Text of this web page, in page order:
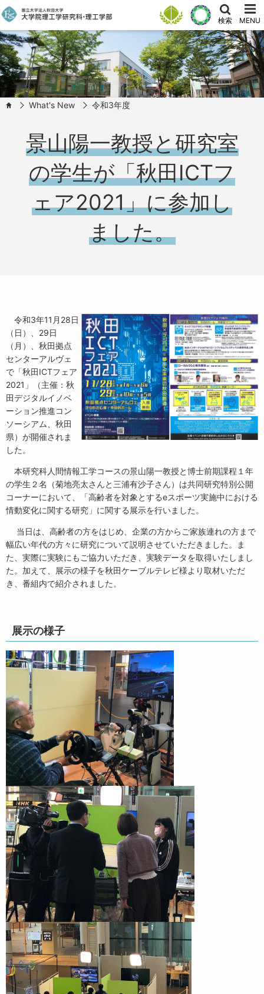
検索 MENU
HOMEWhat's New 令和3年度
景山陽一教授と研究室
の学生が「秋田ICTフ
ェア2021」に参加し
ました。
令和3年11月28日
（日）、29日
（月）、秋田拠点
センターアルヴェ
で「秋田ICTフェア
2021」（主催：秋
田デジタルイノベ
ーション推進コン
ソーシアム、秋田
県）が開催されま
した。
本研究科人間情報工学コースの景山陽一教授と博士前期課程１年
の学生２名（菊地亮太さんと三浦有沙子さん）は共同研究特別公開
コーナーにおいて、「高齢者を対象とするeスポーツ実施中における
情動変化に関する研究」に関する展示を行いました。
当日は、高齢者の方をはじめ、企業の方からご家族連れの方まで
幅広い年代の方々に研究について説明させていただきました。ま
た、実際に実験にもご協力いただき、実験データを取得いたしまし
た。加えて、展示の様子を秋田ケーブルテレビ様より取材いただ
き、番組内で紹介されました。
展示の様子